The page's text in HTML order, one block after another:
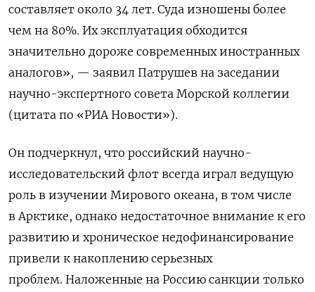
составляет около 34 лет. Суда изношены более
чем на 80%. Их эксплуатация обходится
значительно дороже современных иностранных
аналогов», — заявил Патрушев на заседании
научно-экспертного совета Морской коллегии
(цитата по «РИА Новости»).
Он подчеркнул, что российский научно-
исследовательский флот всегда играл ведущую
роль в изучении Мирового океана, в том числе
в Арктике, однако недостаточное внимание к его
развитию и хроническое недофинансирование
привели к накоплению серьезных
проблем. Наложенные на Россию санкции только